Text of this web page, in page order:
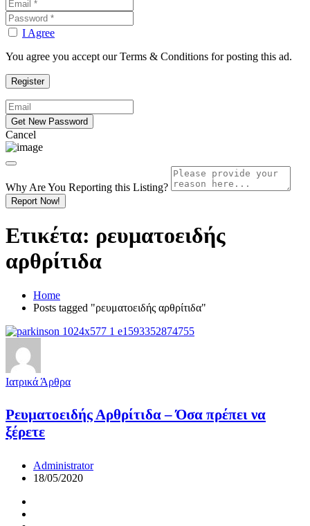
I Agree
You agree you accept our Terms & Conditions for posting this ad.
Cancel
Why Are You Reporting this Listing?
Report Now!
Ετικέτα: ρευματοειδής
αρθρίτιδα
Home
Posts tagged "ρευματοειδής αρθρίτιδα"
Ιατρικά Άρθρα
Ρευματοειδής Αρθρίτιδα – Όσα πρέπει να
ξέρετε
Administrator
18/05/2020